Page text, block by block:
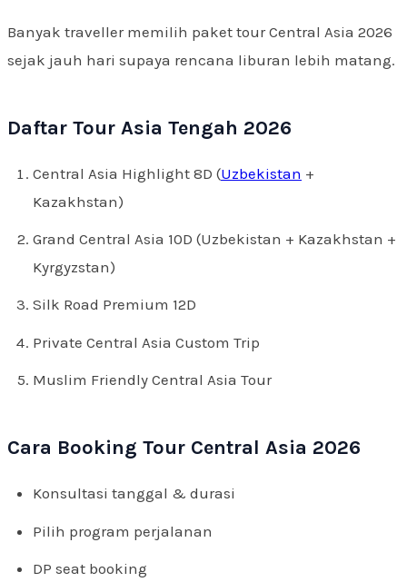
Banyak traveller memilih paket tour Central Asia 2026
sejak jauh hari supaya rencana liburan lebih matang.
Daftar Tour Asia Tengah 2026
Central Asia Highlight 8D (Uzbekistan +
Kazakhstan)
Grand Central Asia 10D (Uzbekistan + Kazakhstan +
Kyrgyzstan)
Silk Road Premium 12D
Private Central Asia Custom Trip
Muslim Friendly Central Asia Tour
Cara Booking Tour Central Asia 2026
Konsultasi tanggal & durasi
Pilih program perjalanan
DP seat booking